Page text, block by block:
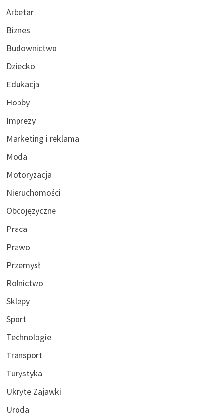
Arbetar
Biznes
Budownictwo
Dziecko
Edukacja
Hobby
Imprezy
Marketing i reklama
Moda
Motoryzacja
Nieruchomości
Obcojęzyczne
Praca
Prawo
Przemysł
Rolnictwo
Sklepy
Sport
Technologie
Transport
Turystyka
Ukryte Zajawki
Uroda